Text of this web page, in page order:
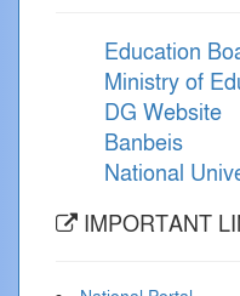
Education
Ministry of
DG Website
Banbeis
National
IMPORTANT